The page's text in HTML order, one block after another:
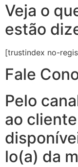
Veja o
estão
[trustindex no-
Fale
Pelo
ao
lo(a) da